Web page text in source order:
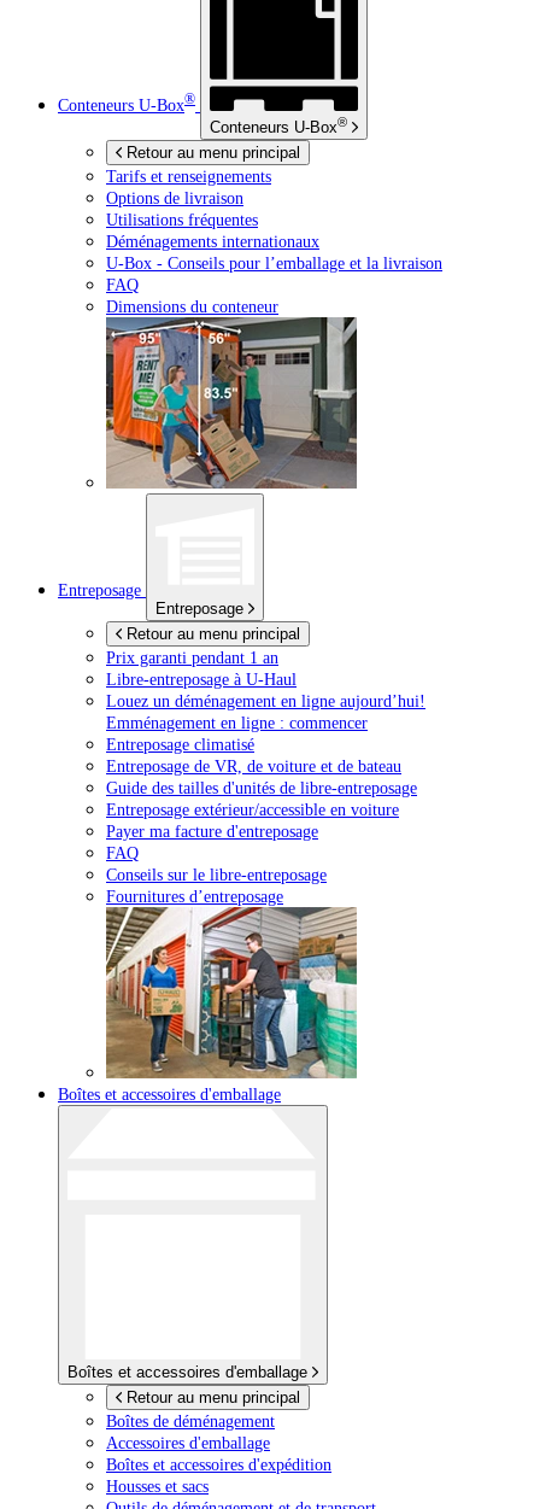
Conteneurs U-Box®
Conteneurs U-Box®
Retour au menu principal
Tarifs et renseignements
Options de livraison
Utilisations fréquentes
Déménagements internationaux
U-Box - Conseils pour l’emballage et la livraison
FAQ
Dimensions du conteneur
Entreposage
Entreposage
Retour au menu principal
Prix garanti pendant 1 an
Libre-entreposage à U-Haul
Louez un déménagement en ligne aujourd’hui!
Emménagement en ligne : commencer
Entreposage climatisé
Entreposage de VR, de voiture et de bateau
Guide des tailles d'unités de libre-entreposage
Entreposage extérieur/accessible en voiture
Payer ma facture d'entreposage
FAQ
Conseils sur le libre-entreposage
Fournitures d’entreposage
Boîtes et accessoires d'emballage
Boîtes et accessoires d'emballage
Retour au menu principal
Boîtes de déménagement
Accessoires d'emballage
Boîtes et accessoires d'expédition
Housses et sacs